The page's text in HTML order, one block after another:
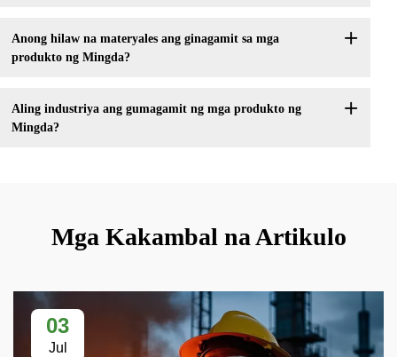
Anong hilaw na materyales ang ginagamit sa mga
produkto ng Mingda?
Aling industriya ang gumagamit ng mga produkto ng
Mingda?
Mga Kakambal na Artikulo
03
Jul